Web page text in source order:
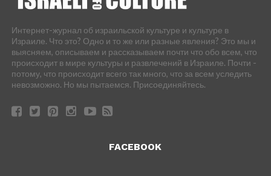
Интернет-журнал об израильской культуре и культуре в
Израиле. Что это? Одно и то же или разные явления? Это мы и
выясняем, описываем и рассказываем почти что обо всем, что
происходит в мире культуры и развлечений в Израиле. Почти -
потому, что происходит всего так много, что за всем уследить
невозможно. Но мы пытаемся. Присоединяйтесь.
FACEBOOK